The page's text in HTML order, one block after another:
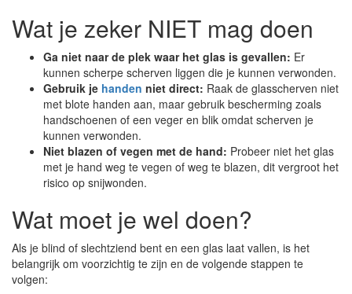
Wat je zeker NIET mag doen
Ga niet naar de plek waar het glas is gevallen: Er
kunnen scherpe scherven liggen die je kunnen verwonden.
Gebruik je handen niet direct: Raak de glasscherven niet
met blote handen aan, maar gebruik bescherming zoals
handschoenen of een veger en blik omdat scherven je
kunnen verwonden.
Niet blazen of vegen met de hand: Probeer niet het glas
met je hand weg te vegen of weg te blazen, dit vergroot het
risico op snijwonden.
Wat moet je wel doen?
Als je blind of slechtziend bent en een glas laat vallen, is het
belangrijk om voorzichtig te zijn en de volgende stappen te
volgen: